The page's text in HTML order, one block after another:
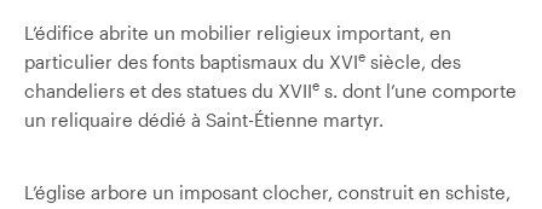
L’édifice abrite un mobilier religieux important, en
particulier des fonts baptismaux du XVIe siècle, des
chandeliers et des statues du XVIIe s. dont l’une comporte
un reliquaire dédié à Saint-Étienne martyr.
L’église arbore un imposant clocher, construit en schiste,